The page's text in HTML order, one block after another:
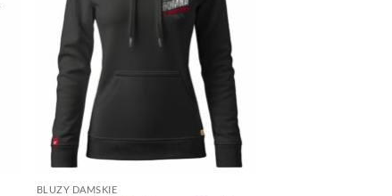
BLUZY DAMSKIE